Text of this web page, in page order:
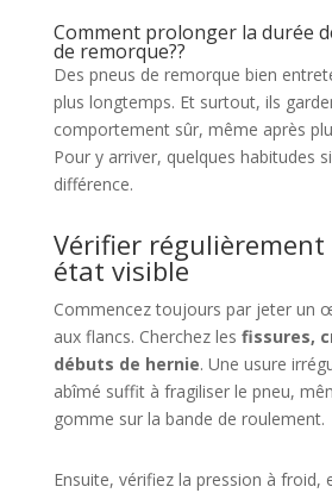
Comment prolonger la durée
de remorque??
Des pneus de remorque bien
plus longtemps. Et surtout, ils
comportement sûr, même après
Pour y arriver, quelques habitudes
différence.
Vérifier
état visible
Commencez toujours par jeter un
aux flancs. Cherchez les fissures,
débuts de hernie. Une usure
abîmé suffit à fragiliser le pneu,
gomme sur la bande de roulement.
Ensuite, vérifiez la pression à froid,